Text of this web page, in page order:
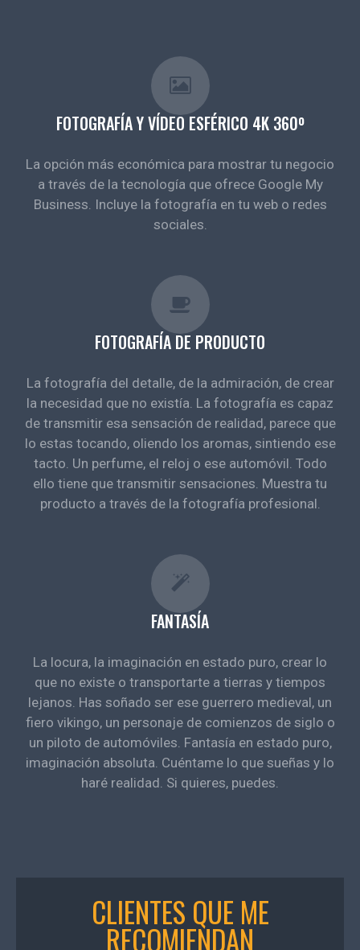
FOTOGRAFÍA Y VÍDEO ESFÉRICO 4K 360º
La opción más económica para mostrar tu negocio
a través de la tecnología que ofrece Google My
Business. Incluye la fotografía en tu web o redes
sociales.
FOTOGRAFÍA DE PRODUCTO
La fotografía del detalle, de la admiración, de crear
la necesidad que no existía. La fotografía es capaz
de transmitir esa sensación de realidad, parece que
lo estas tocando, oliendo los aromas, sintiendo ese
tacto. Un perfume, el reloj o ese automóvil. Todo
ello tiene que transmitir sensaciones. Muestra tu
producto a través de la fotografía profesional.
FANTASÍA
La locura, la imaginación en estado puro, crear lo
que no existe o transportarte a tierras y tiempos
lejanos. Has soñado ser ese guerrero medieval, un
fiero vikingo, un personaje de comienzos de siglo o
un piloto de automóviles. Fantasía en estado puro,
imaginación absoluta. Cuéntame lo que sueñas y lo
haré realidad. Si quieres, puedes.
CLIENTES QUE ME
RECOMIENDAN